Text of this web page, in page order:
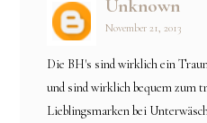
Unknown
November 21, 2013
Die BH's sind wirklich ein
und sind wirklich bequem zum
Lieblingsmarken bei